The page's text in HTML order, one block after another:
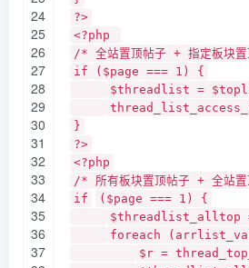
24
25
26
27
28
29
30
31
32
33
34
35
36
37
?>
<?php
/* 全站置顶帖子 + 指定板块
if
($page === 1) {
$threadlist =
}
?>
<?php
/* 所有板块置顶帖子 + 全站
if
($page === 1) {
$threadlist_alltop
foreach
$r =